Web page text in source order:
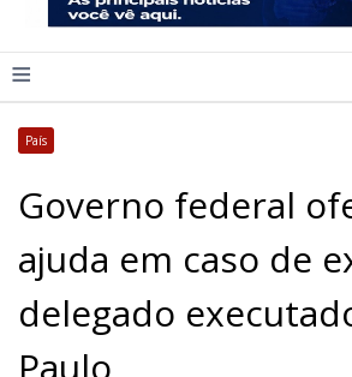
≡
País
Governo federal
ajuda em caso de
delegado
Paulo